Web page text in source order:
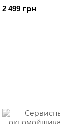
2 499 грн